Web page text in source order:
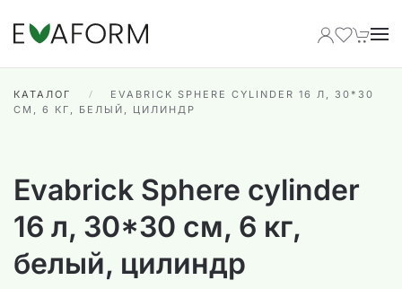
КАТАЛОГ
EVABRICK SPHERE CYLINDER 16 Л, 30*30
СМ, 6 КГ, БЕЛЫЙ, ЦИЛИНДР
Evabrick Sphere cylinder
16 л, 30*30 см, 6 кг,
белый, цилиндр